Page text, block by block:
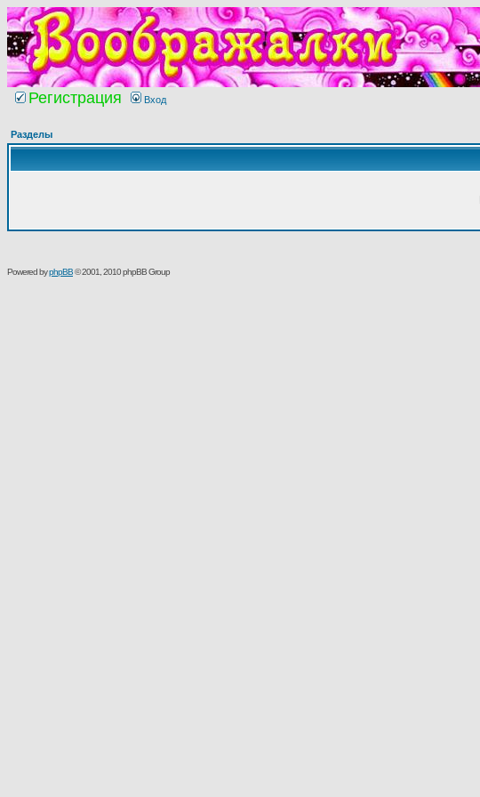
Регистрация Вход
Разделы
Powered byphpBB© 2001, 2010 phpBB Group